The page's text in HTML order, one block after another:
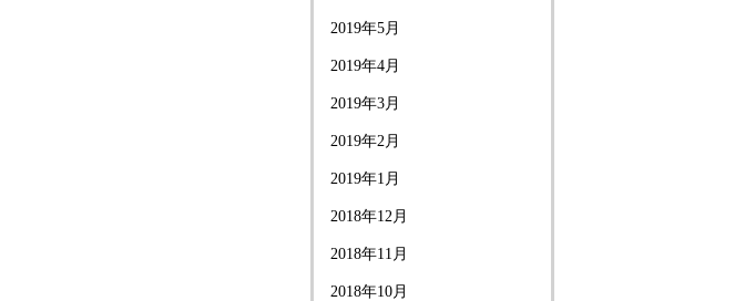
2019年5月
2019年4月
2019年3月
2019年2月
2019年1月
2018年12月
2018年11月
2018年10月